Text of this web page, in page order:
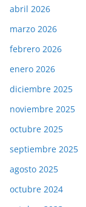
abril 2026
marzo 2026
febrero 2026
enero 2026
diciembre 2025
noviembre 2025
octubre 2025
septiembre 2025
agosto 2025
octubre 2024